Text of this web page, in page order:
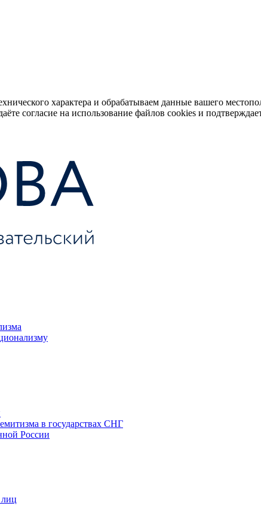
характера и обрабатываем данные вашего
согласие на использование файлов cookies и
в государствах СНГ
России